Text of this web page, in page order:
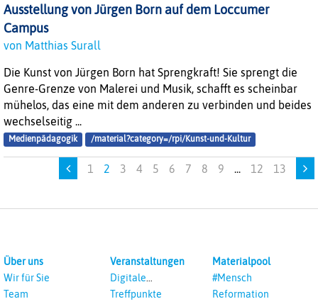
Ausstellung von Jürgen Born auf dem Loccumer
Campus
von Matthias Surall
Die Kunst von Jürgen Born hat Sprengkraft! Sie sprengt die
Genre-Grenze von Malerei und Musik, schafft es scheinbar
mühelos, das eine mit dem anderen zu verbinden und beides
wechselseitig ...
Medienpädagogik /material?category=/rpi/Kunst-und-Kultur
1 2 3 4 5 6 7 8 9 ... 12 13
Über uns
Wir für Sie
Team
Veranstaltungen
Digitale
Veranstaltungen
Treffpunkte
Materialpool
#Mensch
Reformation